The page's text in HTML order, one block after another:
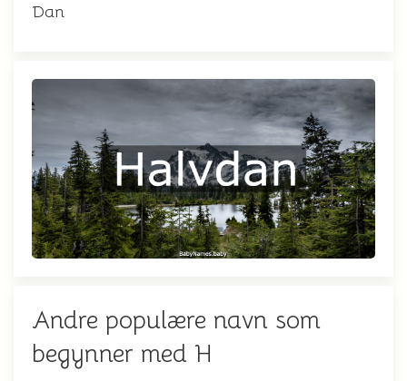
Dan
Andre populære navn som
begynner med H